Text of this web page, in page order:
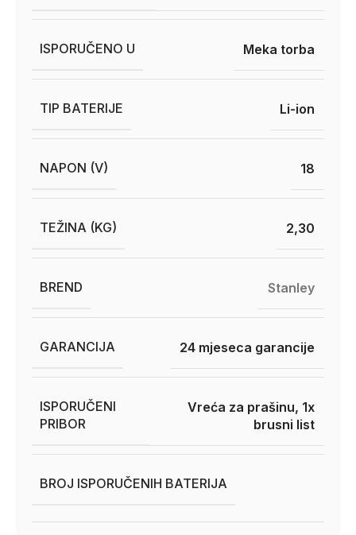
ISPORUČENO U Meka torba
TIP BATERIJE Li-ion
NAPON (V) 18
TEŽINA (KG) 2,30
BREND Stanley
GARANCIJA 24 mjeseca garancije
ISPORUČENI
PRIBOR
Vreća za prašinu, 1x
brusni list
BROJ ISPORUČENIH BATERIJA